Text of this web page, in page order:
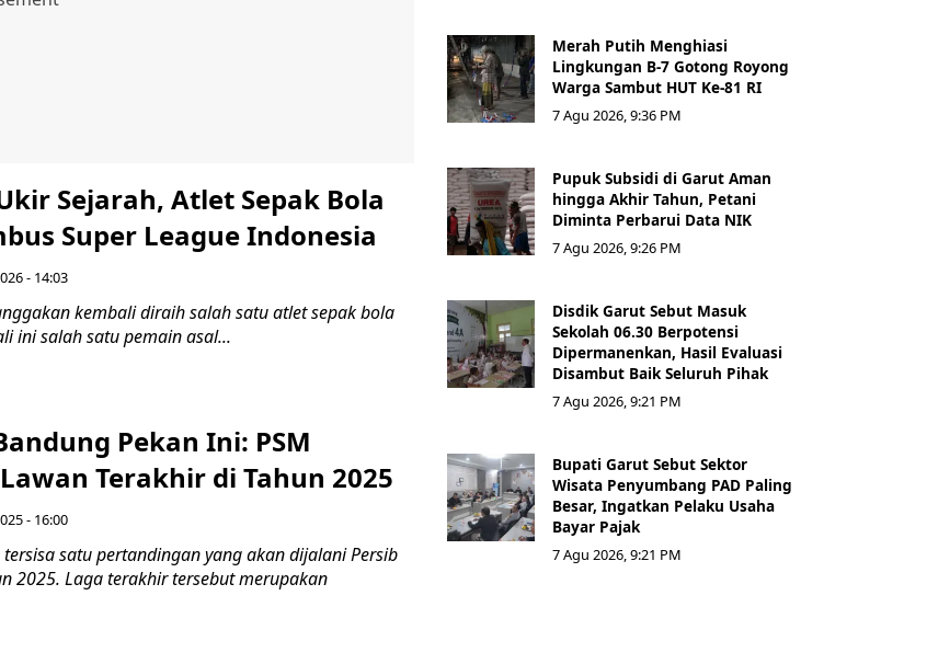
Sejarah, Atlet Sepak Bola
Super League Indonesia
- 14:03
kembali diraih salah satu atlet sepak bola
ini salah satu pemain asal...
Pekan Ini: PSM
Terakhir di Tahun 2025
- 16:00
tersisa satu pertandingan yang akan dijalani Persib
2025. Laga terakhir tersebut merupakan
Merah Putih Menghiasi
Lingkungan B-7 Gotong Royong
Warga Sambut HUT Ke-81 RI
7 Agu 2026, 9:36 PM
Pupuk Subsidi di Garut Aman
hingga Akhir Tahun, Petani
Diminta Perbarui Data NIK
7 Agu 2026, 9:26 PM
Disdik Garut Sebut Masuk
Sekolah 06.30 Berpotensi
Dipermanenkan, Hasil Evaluasi
Disambut Baik Seluruh Pihak
7 Agu 2026, 9:21 PM
Bupati Garut Sebut Sektor
Wisata Penyumbang PAD Paling
Besar, Ingatkan Pelaku Usaha
Bayar Pajak
7 Agu 2026, 9:21 PM